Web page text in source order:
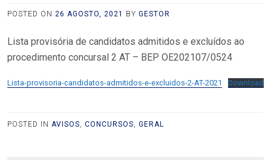
POSTED ON 26 AGOSTO, 2021 BY GESTOR
Lista provisória de candidatos admitidos e excluídos ao
procedimento concursal 2 AT – BEP OE202107/0524
Lista-provisoria-candidatos-admitidos-e-excluidos-2-AT-2021 Download
POSTED IN AVISOS, CONCURSOS, GERAL